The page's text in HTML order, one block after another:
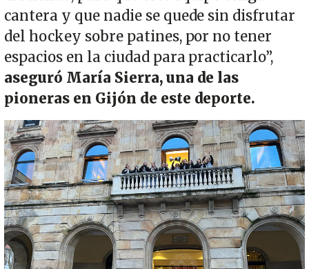
cantera y que nadie se quede sin disfrutar
del hockey sobre patines, por no tener
espacios en la ciudad para practicarlo”,
aseguró María Sierra, una de las
pioneras en Gijón de este deporte.
Imagen